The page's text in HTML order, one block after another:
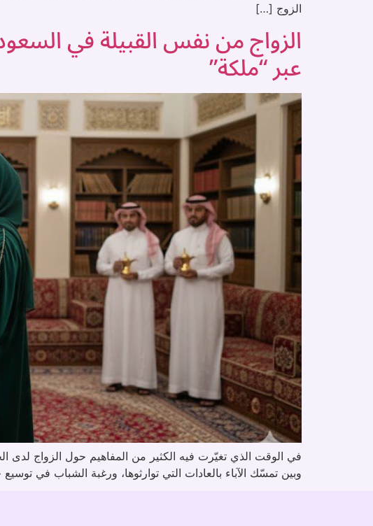
الزوج […]
الزواج من نفس القبيلة في
عبر “ملكة”
في الوقت الذي تغيّرت فيه الكثير من المفاهيم حول الزواج لدى
وبين تمسّك الآباء بالعادات التي توارثوها، ورغبة الشباب في